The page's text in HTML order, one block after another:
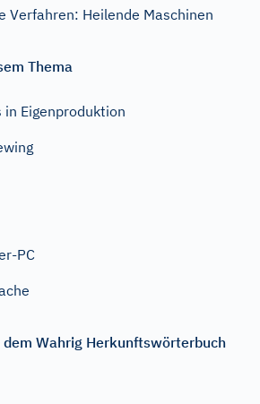
Verfahren: Heilende Maschinen
Thema
in Eigenproduktion
PC
Wahrig Herkunftswörterbuch